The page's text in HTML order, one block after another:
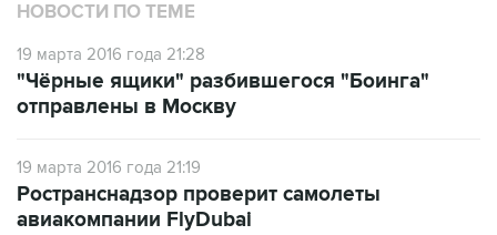
НОВОСТИ ПО ТЕМЕ
19 марта 2016 года 21:28
"Чёрные ящики" разбившегося "Боинга"
отправлены в Москву
19 марта 2016 года 21:19
Ространснадзор проверит самолеты
авиакомпании FlyDubai